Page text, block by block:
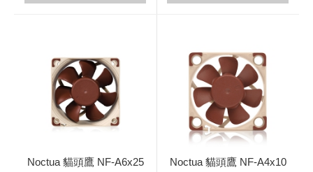
Noctua 貓頭鷹 NF-A6x25
Noctua 貓頭鷹 NF-A4x10